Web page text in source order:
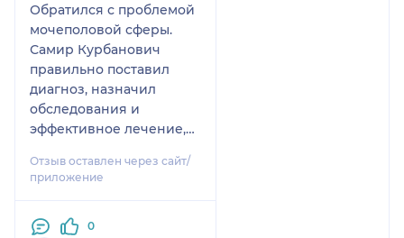
Обратился с проблемой
мочеполовой сферы.
Самир Курбанович
правильно поставил
диагноз, назначил
обследования и
эффективное лечение,
объяснил.
В кабинете сдал анализы
Отзыв оставлен через сайт/
приложение
0